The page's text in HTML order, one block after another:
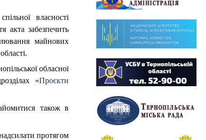
власності
акта забезпечить
майнових
обласної
«Проєкти
також в
протягом